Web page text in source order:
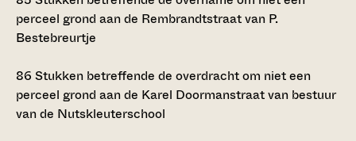
perceel grond aan de Rembrandtstraat van P.
Bestebreurtje
86 Stukken betreffende de overdracht om niet een
perceel grond aan de Karel Doormanstraat van bestuur
van de Nutskleuterschool